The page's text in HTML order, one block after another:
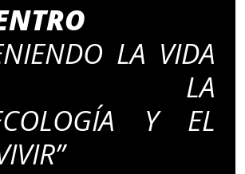
LA VIDA
LA
Y EL